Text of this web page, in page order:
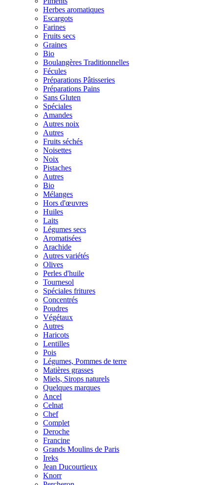
Herbes aromatiques
Escargots
Farines
Fruits secs
Graines
Bio
Boulangères Traditionnelles
Fécules
Préparations Pâtisseries
Préparations Pains
Sans Gluten
Spéciales
Amandes
Autres noix
Autres
Fruits séchés
Noisettes
Noix
Pistaches
Autres
Bio
Mélanges
Hors d'œuvres
Huiles
Laits
Légumes secs
Aromatisées
Arachide
Autres variétés
Olives
Perles d'huile
Tournesol
Spéciales fritures
Concentrés
Poudres
Végétaux
Autres
Haricots
Lentilles
Pois
Légumes, Pommes de terre
Matières grasses
Miels, Sirops naturels
Quelques marques
Ancel
Celnat
Chef
Complet
Deroche
Francine
Grands Moulins de Paris
Ireks
Jean Ducourtieux
Knorr